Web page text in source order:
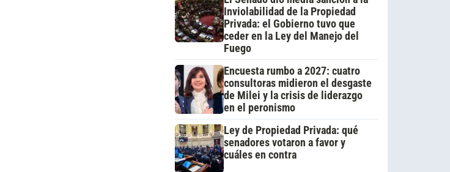
Inviolabilidad de la Propiedad
Privada: el Gobierno tuvo que
ceder en la Ley del Manejo del
Fuego
Encuesta rumbo a 2027: cuatro
consultoras midieron el desgaste
de Milei y la crisis de liderazgo
en el peronismo
Ley de Propiedad Privada: qué
senadores votaron a favor y
cuáles en contra